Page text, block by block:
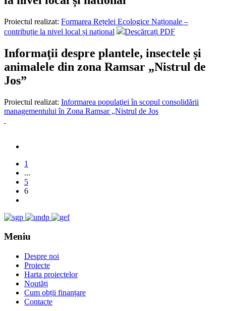
Proiectul realizat: Formarea Rețelei Ecologice Naționale –
contribuție la nivel local și național
Descărcați PDF
Informaţii despre plantele, insectele și
animalele din zona Ramsar „Nistrul de
Jos”
Proiectul realizat: Informarea populaţiei în scopul consolidării
managementului în Zona Ramsar „Nistrul de Jos
1
...
5
6
Meniu
Despre noi
Proiecte
Harta proiectelor
Noutăți
Cum obții finanțare
Contacte